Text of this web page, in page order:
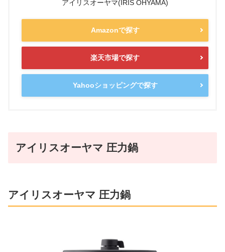
アイリスオーヤマ(IRIS OHYAMA)
Amazonで探す
楽天市場で探す
Yahooショッピングで探す
アイリスオーヤマ 圧力鍋
アイリスオーヤマ 圧力鍋